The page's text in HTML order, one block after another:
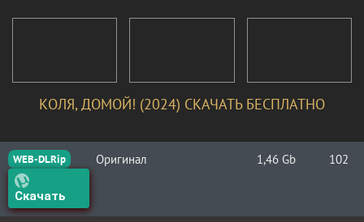
КОЛЯ, ДОМОЙ! (2024) СКАЧАТЬ БЕСПЛАТНО
WEB-DLRip Оригинал 1,46 Gb 102
Скачать